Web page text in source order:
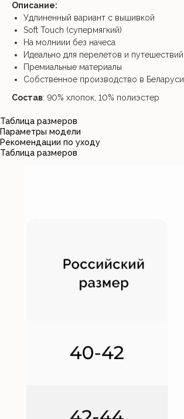
Описание:
Удлиненный вариант с вышивкой
Soft Touch (супермягкий)
На молниии без начеса
Идеально для перелетов и путешествий
Премиальные материалы
Собственное производство в Беларуси
Состав: 90% хлопок, 10% полиэстер
Таблица размеров
Параметры модели
Рекомендации по уходу
Таблица размеров